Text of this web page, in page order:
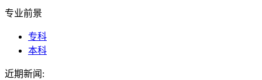
专业前景
专科
本科
近期新闻: